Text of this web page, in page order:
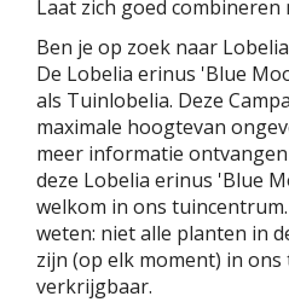
Laat zich goed
Ben je op zoek naar
De Lobelia erinus 'Blue
als Tuinlobelia. Deze
maximale hoogtevan
meer informatie
deze Lobelia erinus 'Blue
welkom in ons
weten: niet alle planten in
zijn (op elk moment) in
verkrijgbaar.